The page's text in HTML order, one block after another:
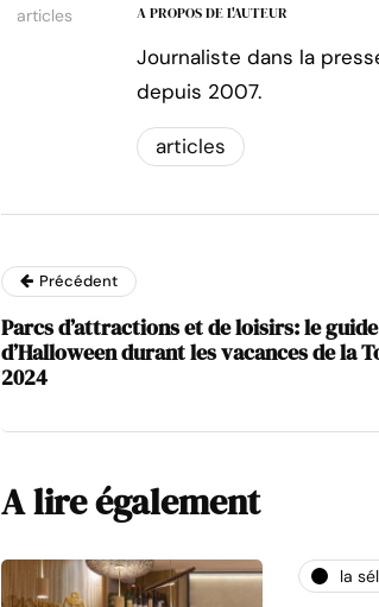
articles
A PROPOS DE L'AUTEUR
Journaliste dans la
depuis 2007.
articles
Précédent
Parcs d’attractions et de loisirs: le guide
d’Halloween durant les vacances de la
2024
A lire également
la